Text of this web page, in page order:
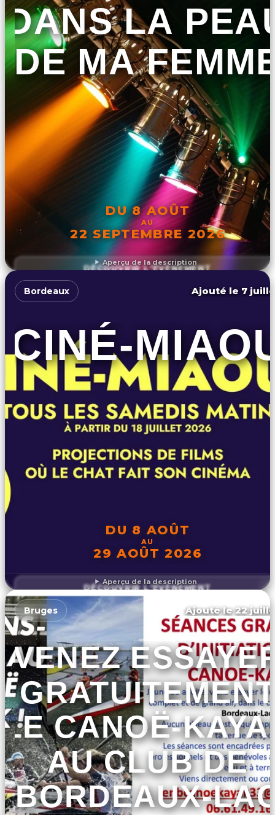
Aperçu de la description
DANS LA
DE MA
DU 8 AOÛT
AU
22 SEPTEMBRE 2026
DÉCOUVRIR L'ÉVÉNEMENT
Aperçu de la description
Bordeaux Ajouté le 7
CINÉ-
DU 8 AOÛT
AU
29 AOÛT 2026
DÉCOUVRIR L'ÉVÉNEMENT
Bruges Ajouté le 22
VENEZ
GRATUITEMENT
LE CANOË-
AU CLUB DE
BORDEAUX-